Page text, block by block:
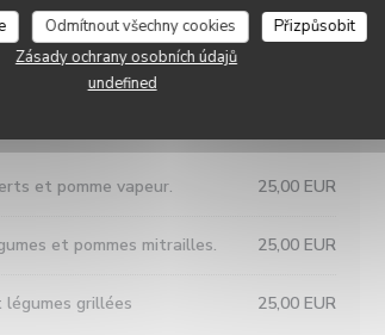
Odmítnout všechny cookies
Přizpůsobit
Zásady ochrany osobních údajů
undefined
légumes. 15,00 EUR
et pomme vapeur. 25,00 EUR
et pommes mitrailles. 25,00 EUR
grillées 25,00 EUR
L'Ecaille